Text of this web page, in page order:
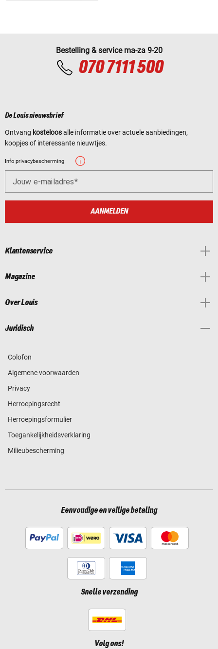
Bestelling & service ma-za 9-20
070 7111 500
De Louis nieuwsbrief
Ontvang kosteloosalle informatie over actuele aanbiedingen,
koopjes of interessante nieuwtjes.
Info privacybescherming
Jouw e-mailadres
AANMELDEN
Klantenservice
Magazine
Over Louis
Juridisch
Colofon
Algemene voorwaarden
Privacy
Herroepingsrecht
Herroepingsformulier
Toegankelijkheidsverklaring
Milieubescherming
Eenvoudige en veilige betaling
Snelle verzending
Volg ons!